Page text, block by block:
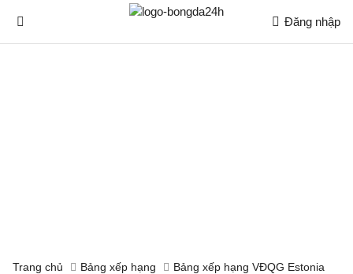
Đăng nhập
Trang chủ Bảng xếp hạng Bảng xếp hạng VĐQG Estonia